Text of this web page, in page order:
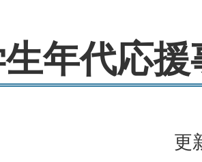
年代応援
更